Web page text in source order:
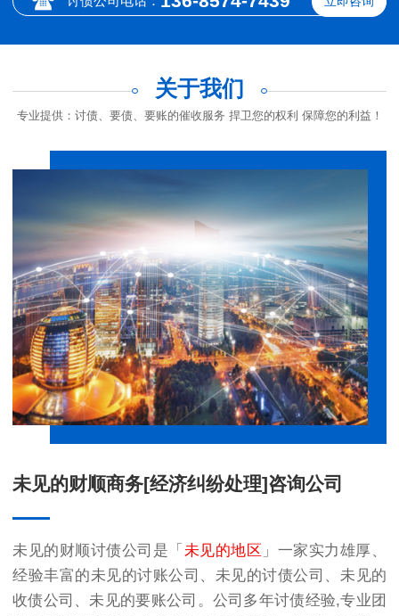
关于我们
专业提供：讨债、要债、要账的催收服务 捍卫您的权利 保障您的利益！
未见的财顺商务[经济纠纷处理]咨询公司
未见的财顺讨债公司是「 未见的地区 」一家实力雄厚、
经验丰富的未见的讨账公司 、 未见的讨债公司 、 未见的
收债公司 、未见的要账公司 。公司多年讨债经验,专业团